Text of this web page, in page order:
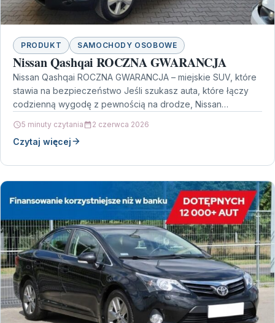
PRODUKT SAMOCHODY OSOBOWE
Nissan Qashqai ROCZNA GWARANCJA
Nissan Qashqai ROCZNA GWARANCJA – miejskie SUV, które
stawia na bezpieczeństwo Jeśli szukasz auta, które łączy
codzienną wygodę z pewnością na drodze, Nissan
5 minuty czytania 2 czerwca 2026
Czytaj więcej